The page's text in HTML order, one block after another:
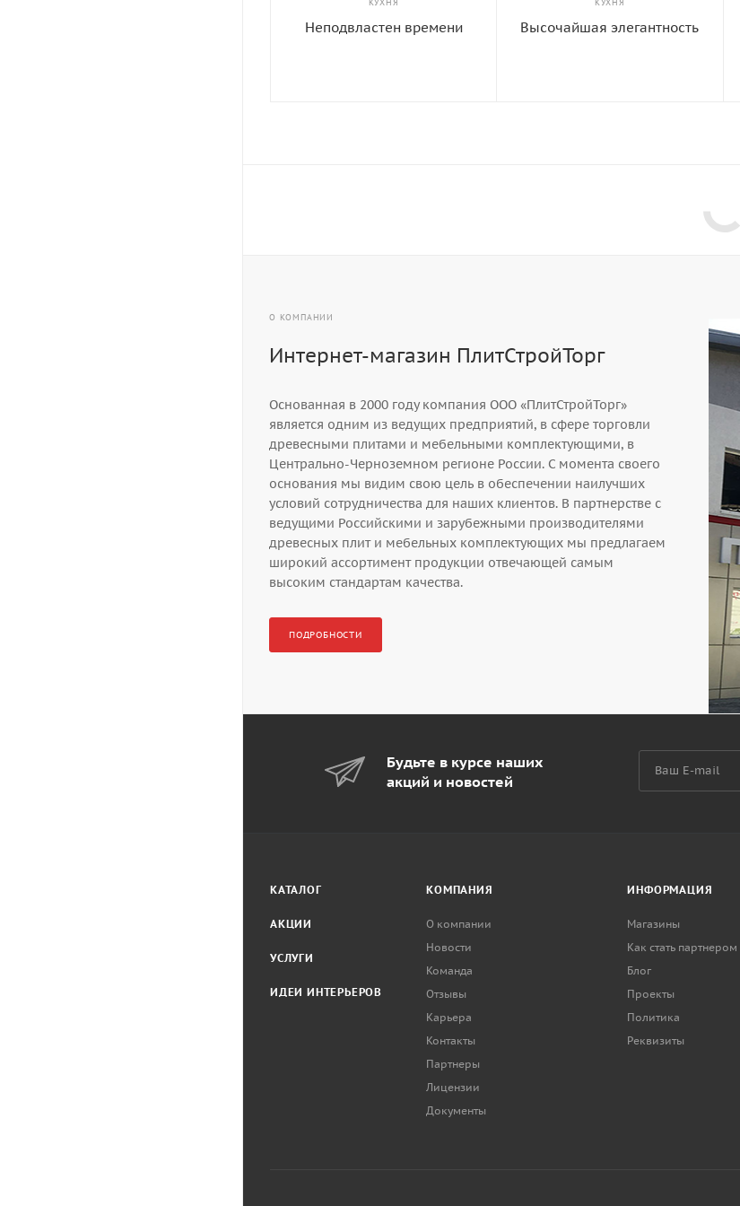
КУХНЯ
Неподвластен времени
КУХНЯ
Высочайшая элегантность
О КОМПАНИИ
Интернет-магазин ПлитСтройТорг
Основанная в 2000 году компания ООО «ПлитСтройТорг»
является одним из ведущих предприятий, в сфере торговли
древесными плитами и мебельными комплектующими, в
Центрально-Черноземном регионе России. С момента своего
основания мы видим свою цель в обеспечении наилучших
условий сотрудничества для наших клиентов. В партнерстве с
ведущими Российскими и зарубежными производителями
древесных плит и мебельных комплектующих мы предлагаем
широкий ассортимент продукции отвечающей самым
высоким стандартам качества.
ПОДРОБНОСТИ
Будьте в курсе наших
акций и новостей
КАТАЛОГ
АКЦИИ
УСЛУГИ
ИДЕИ ИНТЕРЬЕРОВ
КОМПАНИЯ
О компании
Новости
Команда
Отзывы
Карьера
Контакты
Партнеры
Лицензии
Документы
ИНФОРМАЦИЯ
Магазины
Как стать партнером
Блог
Проекты
Политика
Реквизиты